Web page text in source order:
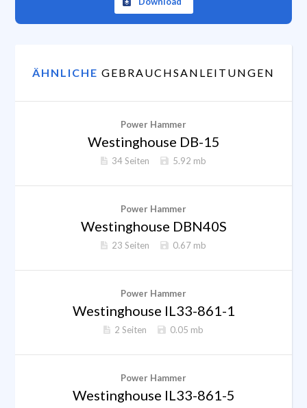
ÄHNLICHE GEBRAUCHSANLEITUNGEN
Power Hammer
Westinghouse DB-15
34 Seiten 5.92 mb
Power Hammer
Westinghouse DBN40S
23 Seiten 0.67 mb
Power Hammer
Westinghouse IL33-861-1
2 Seiten 0.05 mb
Power Hammer
Westinghouse IL33-861-5